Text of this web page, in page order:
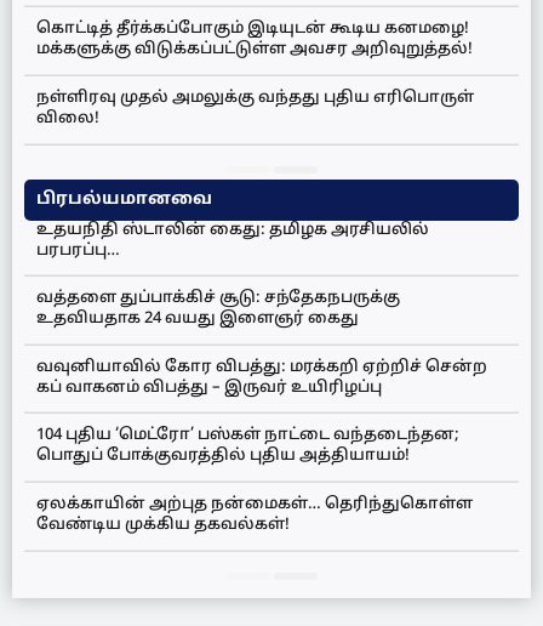
கொட்டித் தீர்க்கப்போகும் இடியுடன் கூடிய கனமழை!
மக்களுக்கு விடுக்கப்பட்டுள்ள அவசர அறிவுறுத்தல்!
நள்ளிரவு முதல் அமலுக்கு வந்தது புதிய எரிபொருள்
விலை!
பிரபல்யமானவை
உதயநிதி ஸ்டாலின் கைது: தமிழக அரசியலில்
பரபரப்பு…
வத்தளை துப்பாக்கிச் சூடு: சந்தேகநபருக்கு
உதவியதாக 24 வயது இளைஞர் கைது
வவுனியாவில் கோர விபத்து: மரக்கறி ஏற்றிச் சென்ற
கப் வாகனம் விபத்து – இருவர் உயிரிழப்பு
104 புதிய ‘மெட்ரோ’ பஸ்கள் நாட்டை வந்தடைந்தன;
பொதுப் போக்குவரத்தில் புதிய அத்தியாயம்!
ஏலக்காயின் அற்புத நன்மைகள்… தெரிந்துகொள்ள
வேண்டிய முக்கிய தகவல்கள்!